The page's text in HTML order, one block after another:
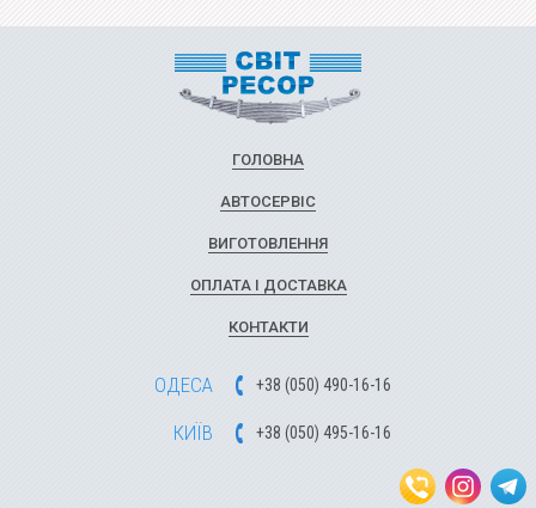
ГОЛОВНА
АВТОСЕРВІС
ВИГОТОВЛЕННЯ
ОПЛАТА І ДОСТАВКА
КОНТАКТИ
ОДЕСА +38 (050) 490-16-16
КИЇВ +38 (050) 495-16-16